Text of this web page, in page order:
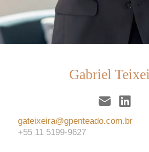
Gabriel
gateixeira@gpenteado.com.br
+55 11 5199-9627